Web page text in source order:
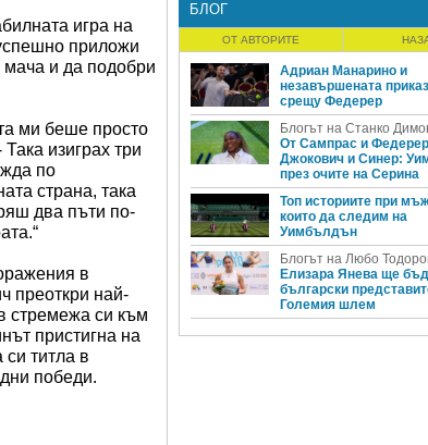
игра на
приложи
мача и да подобри
ми беше просто
изиграх три
по
страна, така
два пъти по-
в
преоткри най-
стремежа си към
пристигна на
си титла в
победи.
БЛОГ
ОТ АВТОРИТЕ
Адриан Манарино и
незавършената
срещу Федерер
Блогът на Станко
От Сампрас и
Джокович и Синер:
през очите на Серина
Топ историите при
които да следим на
Уимбълдън
Блогът на Любо
Елизара Янева ще
български
Големия шлем